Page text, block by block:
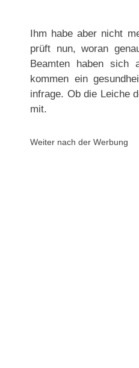
Ihm habe aber nicht
prüft nun, woran
Beamten haben sich
kommen ein
infrage. Ob die Leiche
mit.
Weiter nach der Werbung